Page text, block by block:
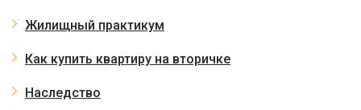
Жилищный практикум
Как купить квартиру на вторичке
Наследство